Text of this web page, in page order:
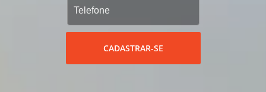
CADASTRAR-SE